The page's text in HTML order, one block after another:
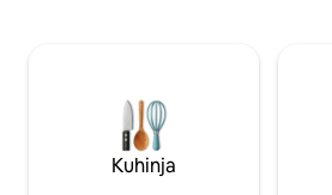
zagotavlja sonce in senco. Travnik za
igro. Od maja do septembra je na voljo
čoln za obisk plavalnih otokov in
Zgrajeno leto 2024. Velikost 60 m2
Kuhinja